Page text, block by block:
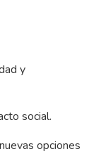
y
social.
opciones